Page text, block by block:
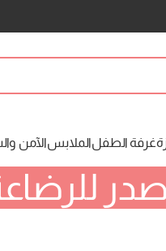
غرفة الطفلالملابسالآمن